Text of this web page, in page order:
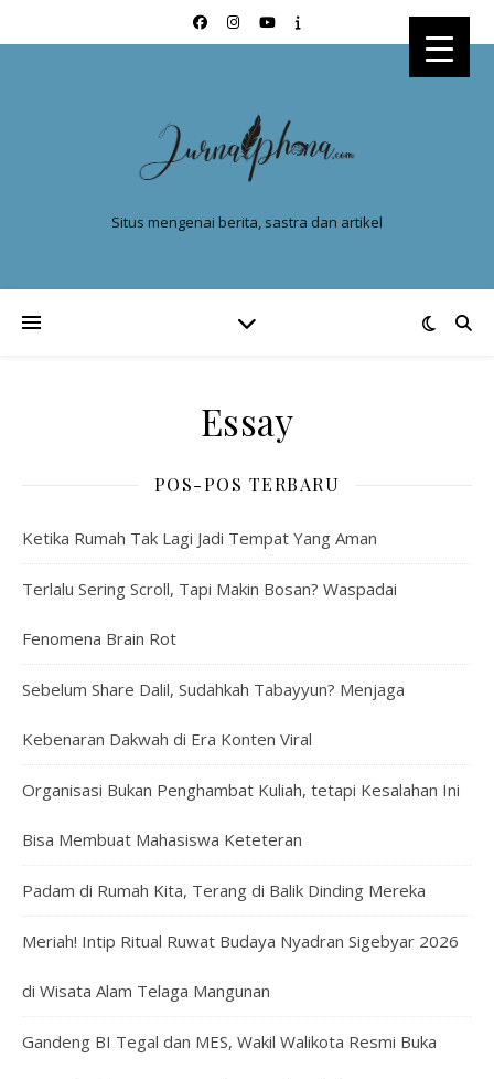
Situs mengenai berita, sastra dan artikel
Essay
POS-POS TERBARU
Ketika Rumah Tak Lagi Jadi Tempat Yang Aman
Terlalu Sering Scroll, Tapi Makin Bosan? Waspadai
Fenomena Brain Rot
Sebelum Share Dalil, Sudahkah Tabayyun? Menjaga
Kebenaran Dakwah di Era Konten Viral
Organisasi Bukan Penghambat Kuliah, tetapi Kesalahan Ini
Bisa Membuat Mahasiswa Keteteran
Padam di Rumah Kita, Terang di Balik Dinding Mereka
Meriah! Intip Ritual Ruwat Budaya Nyadran Sigebyar 2026
di Wisata Alam Telaga Mangunan
Gandeng BI Tegal dan MES, Wakil Walikota Resmi Buka